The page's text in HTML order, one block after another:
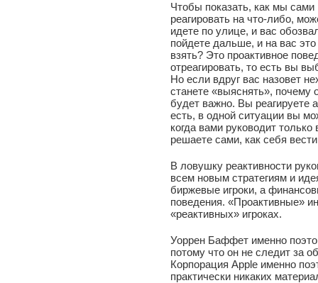
Чтобы показать, как мы
реагировать на что-либо,
идете по улице, и вас
пойдете дальше, и на вас
взять? Это проактивное
отреагировать, то есть вы
Но если вдруг вас назовет
станете «выяснять», почему
будет важно. Вы реагируете
есть, в одной ситуации вы
когда вами руководит
решаете сами, как себя
В ловушку реактивности
всем новым стратегиям и
биржевые игроки, а
поведения. «Проактивные»
«реактивных» игроках.
Уоррен Баффет именно
потому что он не следит за
Корпорация Apple именно
практически никаких